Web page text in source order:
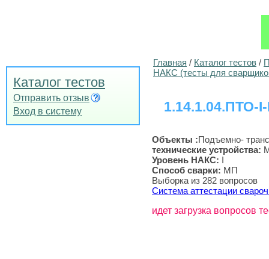
Каталог тестов
Отправить отзыв
Вход в систему
Главная / Каталог тестов /
НАКС (тесты для
1.14.1.04.ПТО-
Объекты :Подъемно-
технические устройства:
Уровень НАКС: I
Способ сварки: МП
Выборка из 282 вопросов
Система аттестации
идет загрузка вопросов